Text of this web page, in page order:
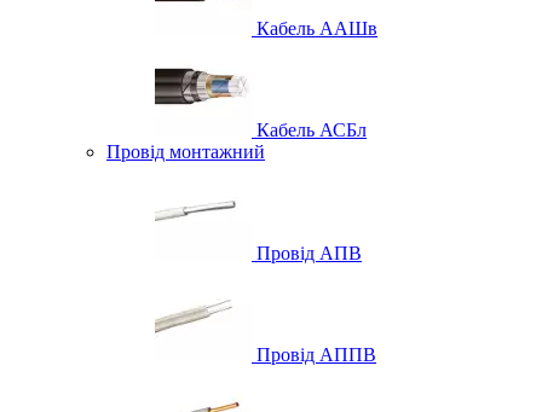
Кабель ААШв
Кабель АСБл
Провід монтажний
Провід АПВ
Провід АППВ